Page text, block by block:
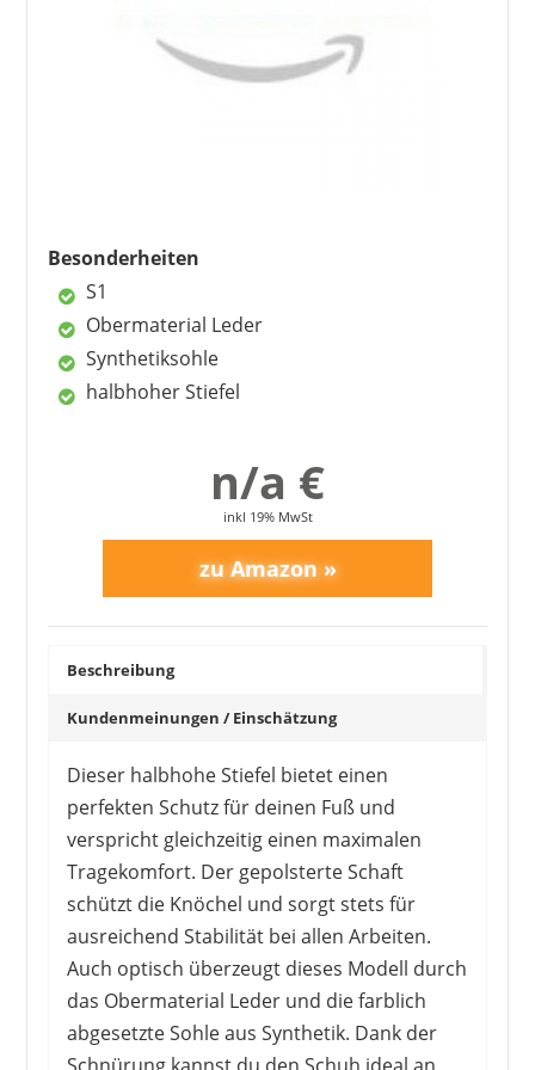
Nachteile
chemischer Geruch
Import aus China
Besonderheiten
S1
Obermaterial Leder
Synthetiksohle
halbhoher Stiefel
n/a €
inkl 19% MwSt
Beschreibung
Kundenmeinungen / Einschätzung
Dieser halbhohe Stiefel bietet einen
perfekten Schutz für deinen Fuß und
verspricht gleichzeitig einen maximalen
Tragekomfort. Der gepolsterte Schaft
schützt die Knöchel und sorgt stets für
ausreichend Stabilität bei allen Arbeiten.
Auch optisch überzeugt dieses Modell durch
das Obermaterial Leder und die farblich
abgesetzte Sohle aus Synthetik. Dank der